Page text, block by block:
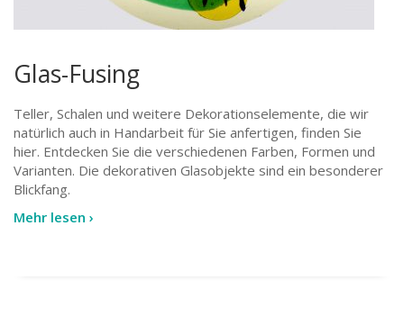
Glas-Fusing
Teller, Schalen und weitere Dekorationselemente, die wir
natürlich auch in Handarbeit für Sie anfertigen, finden Sie
hier. Entdecken Sie die verschiedenen Farben, Formen und
Varianten. Die dekorativen Glasobjekte sind ein besonderer
Blickfang.
Mehr lesen ›